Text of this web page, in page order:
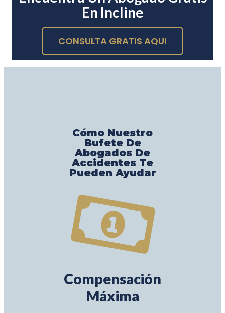
En Incline
CONSULTA GRATIS AQUI
Cómo Nuestro
Bufete De
Abogados De
Accidentes Te
Pueden Ayudar
Compensación
Máxima